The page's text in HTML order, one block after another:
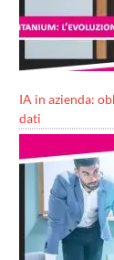
IA in azienda:
dati